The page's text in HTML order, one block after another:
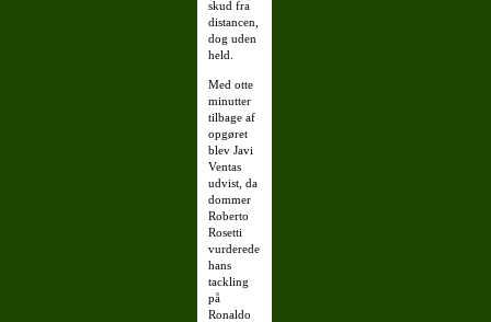
skud fra
distancen,
dog uden
held.
Med otte
minutter
tilbage af
opgøret
blev Javi
Ventas
udvist, da
dommer
Roberto
Rosetti
vurderede
hans
tackling
på
Ronaldo